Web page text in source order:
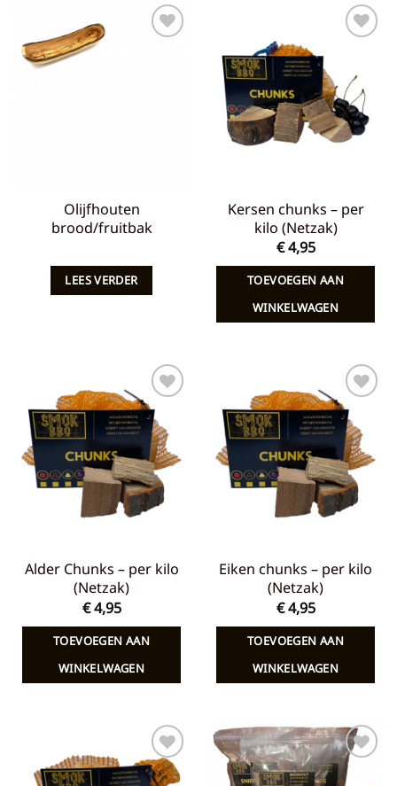
Olijfhouten
brood/fruitbak
LEES VERDER
Toevoegen
verlanglijst
Kersen chunks – per
kilo (Netzak)
€4,95
TOEVOEGEN AAN
WINKELWAGEN
Toevoegen
aan
verlanglijst
Alder Chunks – per kilo
(Netzak)
€4,95
TOEVOEGEN AAN
WINKELWAGEN
Toevoegen
aan
verlanglijst
Eiken chunks – per kilo
(Netzak)
€4,95
TOEVOEGEN AAN
WINKELWAGEN
Toevoegen
Toevoegen